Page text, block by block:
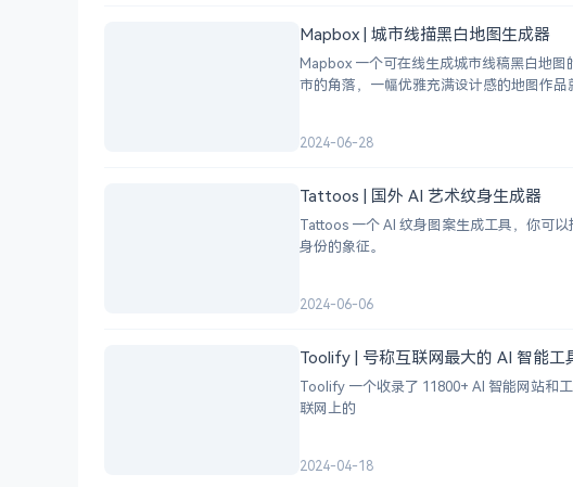
Mapbox | 城市线描黑白地图生成器
Mapbox 一个可在线生成城市线稿黑白地
市的角落，一幅优雅充满设计感的地图作品
2024-06-28
Tattoos | 国外 AI 艺术纹身生成器
Tattoos 一个 AI 纹身图案生成工具，你可
身份的象征。
2024-06-06
Toolify | 号称互联网最大的 AI 智能工
Toolify 一个收录了 11800+ AI 智能网站和
联网上的
2024-04-18